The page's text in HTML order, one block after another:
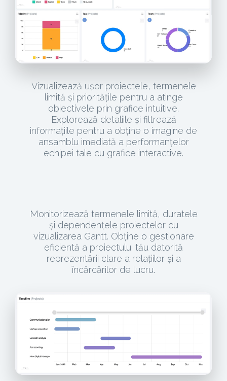
Vizualizează ușor proiectele, termenele
limită și prioritățile pentru a atinge
obiectivele prin grafice intuitive.
Explorează detaliile și filtrează
informațiile pentru a obține o imagine de
ansamblu imediată a performanțelor
echipei tale cu grafice interactive.
Monitorizează termenele limită, duratele
și dependențele proiectelor cu
vizualizarea Gantt. Obține o gestionare
eficientă a proiectului tău datorită
reprezentării clare a relațiilor și a
încărcărilor de lucru.